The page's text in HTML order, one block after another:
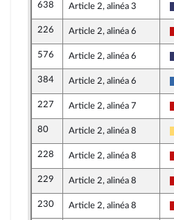
638 Article 2, alinéa 3
226 Article 2, alinéa 6
576 Article 2, alinéa 6
384 Article 2, alinéa 6
227 Article 2, alinéa 7
80 Article 2, alinéa 8
228 Article 2, alinéa 8
229 Article 2, alinéa 8
230 Article 2, alinéa 8